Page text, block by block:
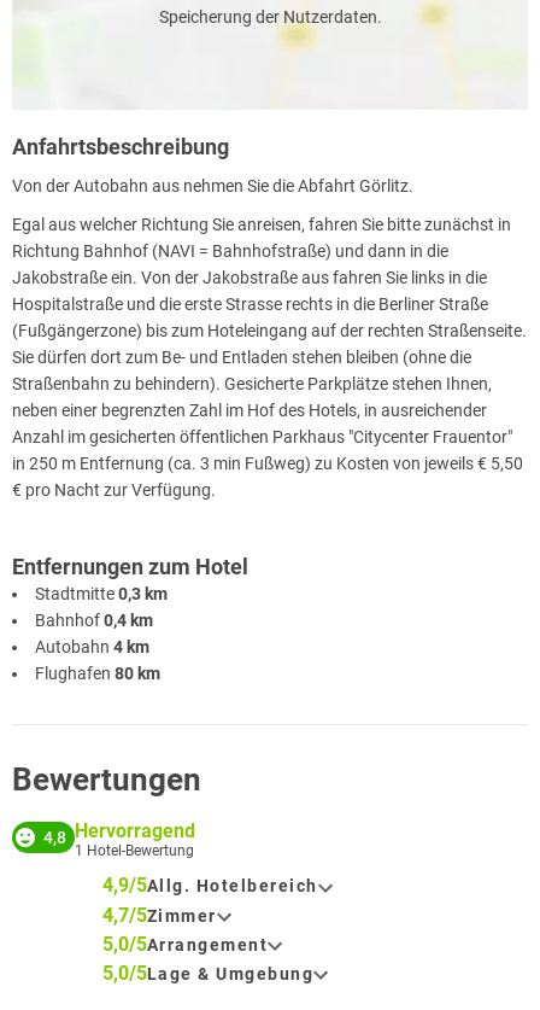
Speicherung der Nutzerdaten.
Anfahrtsbeschreibung
Von der Autobahn aus nehmen Sie die Abfahrt Görlitz.
Egal aus welcher Richtung Sie anreisen, fahren Sie bitte zunächst in
Richtung Bahnhof (NAVI = Bahnhofstraße) und dann in die
Jakobstraße ein. Von der Jakobstraße aus fahren Sie links in die
Hospitalstraße und die erste Strasse rechts in die Berliner Straße
(Fußgängerzone) bis zum Hoteleingang auf der rechten Straßenseite.
Sie dürfen dort zum Be- und Entladen stehen bleiben (ohne die
Straßenbahn zu behindern). Gesicherte Parkplätze stehen Ihnen,
neben einer begrenzten Zahl im Hof des Hotels, in ausreichender
Anzahl im gesicherten öffentlichen Parkhaus "Citycenter Frauentor"
in 250 m Entfernung (ca. 3 min Fußweg) zu Kosten von jeweils € 5,50
€ pro Nacht zur Verfügung.
Entfernungen zum Hotel
Stadtmitte0,3 km
Bahnhof0,4 km
Autobahn 4 km
Flughafen 80 km
Bewertungen
4,8 Hervorragend
1 Hotel-Bewertung
4,9/5Allg. Hotelbereich
4,7/5Zimmer
5,0/5Arrangement
5,0/5Lage & Umgebung